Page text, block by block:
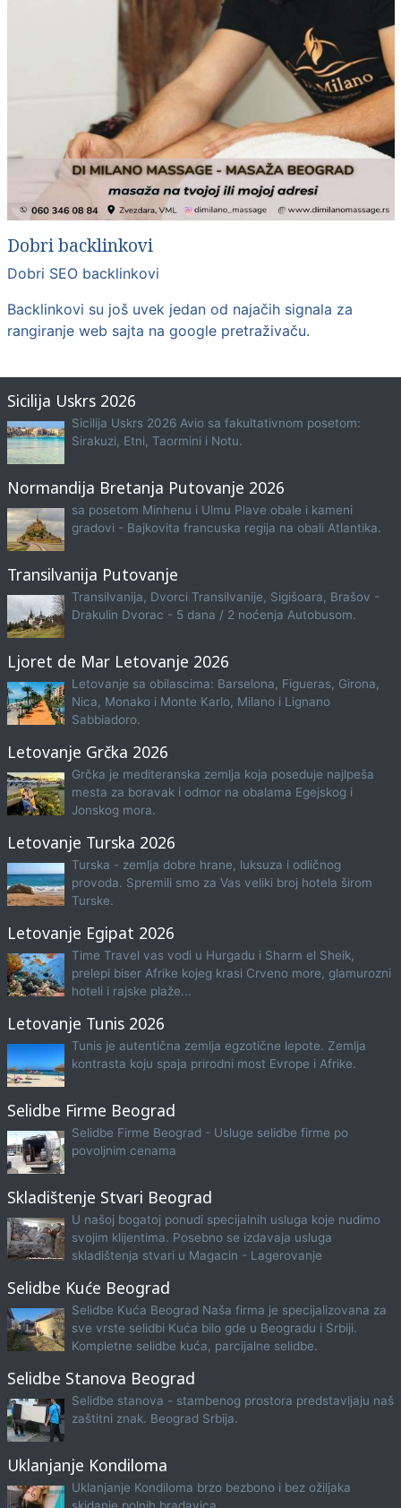
Dobri backlinkovi
Dobri SEO backlinkovi
Backlinkovi su još uvek jedan od najačih signala za
rangiranje web sajta na google pretraživaču.
Sicilija Uskrs 2026
Sicilija Uskrs 2026 Avio sa fakultativnom posetom:
Sirakuzi, Etni, Taormini i Notu.
Normandija Bretanja Putovanje 2026
sa posetom Minhenu i Ulmu Plave obale i kameni
gradovi - Bajkovita francuska regija na obali Atlantika.
Transilvanija Putovanje
Transilvanija, Dvorci Transilvanije, Sigišoara, Brašov -
Drakulin Dvorac - 5 dana / 2 noćenja Autobusom.
Ljoret de Mar Letovanje 2026
Letovanje sa obilascima: Barselona, Figueras, Girona,
Nica, Monako i Monte Karlo, Milano i Lignano
Sabbiadoro.
Letovanje Grčka 2026
Grčka je mediteranska zemlja koja poseduje najlpeša
mesta za boravak i odmor na obalama Egejskog i
Jonskog mora.
Letovanje Turska 2026
Turska - zemlja dobre hrane, luksuza i odličnog
provoda. Spremili smo za Vas veliki broj hotela širom
Turske.
Letovanje Egipat 2026
Time Travel vas vodi u Hurgadu i Sharm el Sheik,
prelepi biser Afrike kojeg krasi Crveno more, glamurozni
hoteli i rajske plaže...
Letovanje Tunis 2026
Tunis je autentična zemlja egzotične lepote. Zemlja
kontrasta koju spaja prirodni most Evrope i Afrike.
Selidbe Firme Beograd
Selidbe Firme Beograd - Usluge selidbe firme po
povoljnim cenama
Skladištenje Stvari Beograd
U našoj bogatoj ponudi specijalnih usluga koje nudimo
svojim klijentima. Posebno se izdavaja usluga
skladištenja stvari u Magacin - Lagerovanje
Selidbe Kuće Beograd
Selidbe Kuća Beograd Naša firma je specijalizovana za
sve vrste selidbi Kuća bilo gde u Beogradu i Srbiji.
Kompletne selidbe kuća, parcijalne selidbe.
Selidbe Stanova Beograd
Selidbe stanova - stambenog prostora predstavljaju naš
zaštitni znak. Beograd Srbija.
Uklanjanje Kondiloma
Uklanjanje Kondiloma brzo bezbono i bez ožiljaka